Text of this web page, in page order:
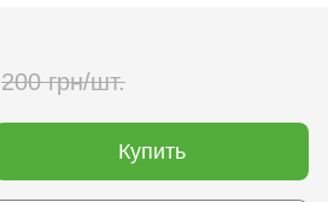
200 грн/шт.
Купить